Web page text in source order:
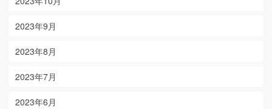
2023年9月
2023年8月
2023年7月
2023年6月